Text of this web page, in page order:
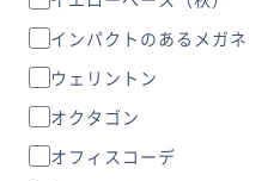
インパクトのあるメガネ
ウェリントン
オクタゴン
オフィスコーデ